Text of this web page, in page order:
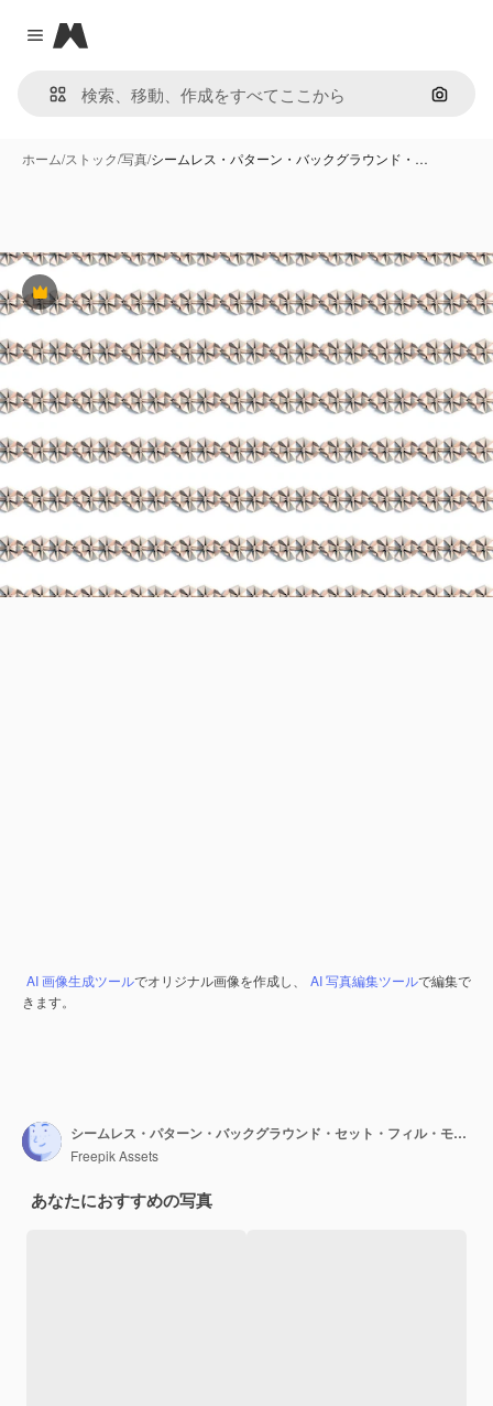
Close menu
Magnific
画像で
ホーム/ストック/写真/シームレス・パターン・バックグラウンド・…
Premium
AI 画像生成ツールでオリジナル画像を作成し、 AI 写真編集ツールで編集で
きます。
シームレス・パターン・バックグラウンド・セット・フィル・モックアップ・オーバーレイ イラスト
Freepik Assets
あなたにおすすめの写真